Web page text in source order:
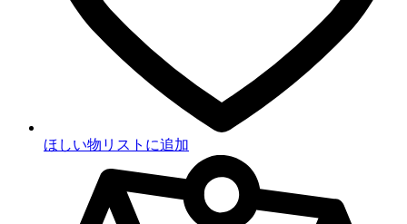
ほしい物リストに追加